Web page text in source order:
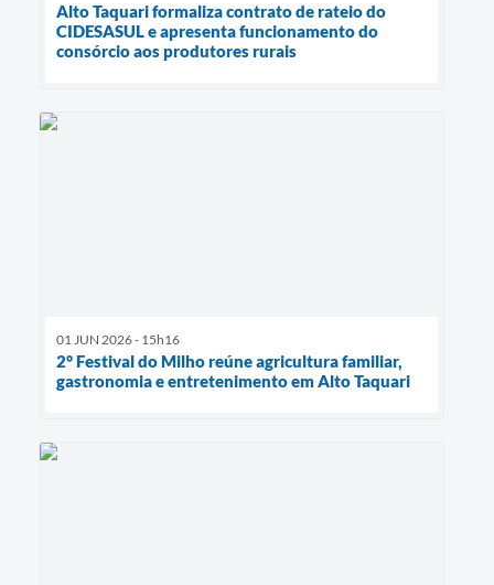
Alto Taquari formaliza contrato de rateio do
CIDESASUL e apresenta funcionamento do
consórcio aos produtores rurais
01 JUN 2026 - 15h16
2° Festival do Milho reúne agricultura familiar,
gastronomia e entretenimento em Alto Taquari